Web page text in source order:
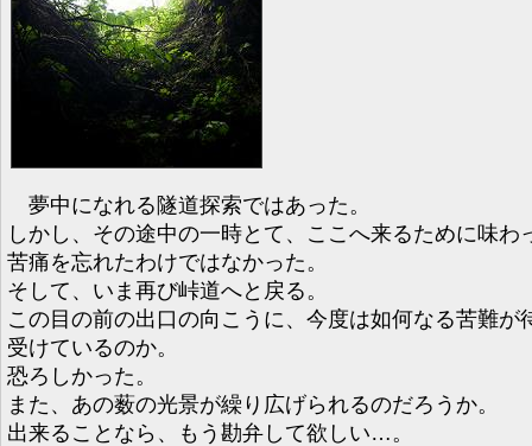
夢中になれる隧道探索ではあった。
しかし、その途中の一時とて、ここへ来るために味わ
苦痛を忘れたわけではなかった。
そして、いま再び峠道へと戻る。
この目の前の出口の向こうに、今度は如何なる苦難が
受けているのか。
恐ろしかった。
また、あの薮の光景が繰り広げられるのだろうか。
出来ることなら、もう勘弁して欲しい…。